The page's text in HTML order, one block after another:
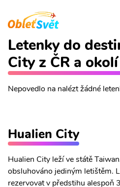
Letenky do
City z ČR a okolí
Nepovedlo na nalézt žádné
Hualien City
Hualien City leží ve státě
obsluhováno jediným letištěm.
rezervovat v předstihu alespoň